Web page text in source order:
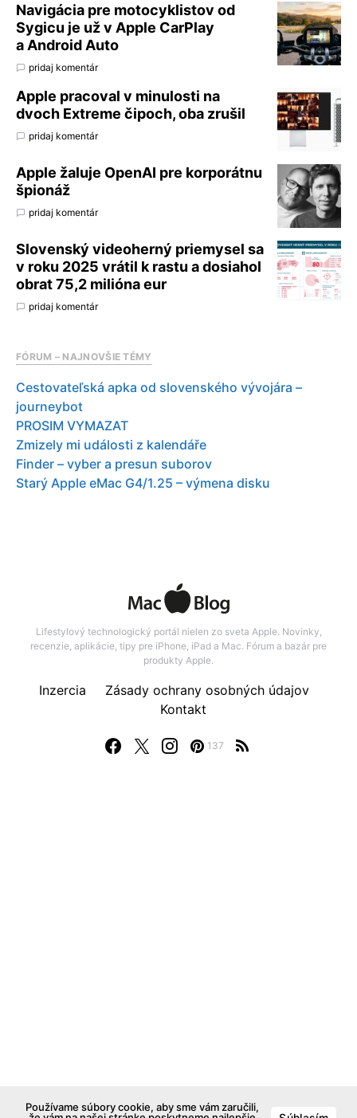
Navigácia pre motocyklistov od
Sygicu je už v Apple CarPlay
a Android Auto
pridaj komentár
Apple pracoval v minulosti na
dvoch Extreme čipoch, oba zrušil
pridaj komentár
Apple žaluje OpenAI pre korporátnu
špionáž
pridaj komentár
Slovenský videoherný priemysel sa
v roku 2025 vrátil k rastu a dosiahol
obrat 75,2 milióna eur
pridaj komentár
FÓRUM – NAJNOVŠIE TÉMY
Cestovateľská apka od slovenského vývojára –
journeybot
PROSIM VYMAZAT
Zmizely mi události z kalendáře
Finder – vyber a presun suborov
Starý Apple eMac G4/1.25 – výmena disku
Lifestylový technologický portál nielen zo sveta Apple. Novinky,
recenzie, aplikácie, tipy pre iPhone, iPad a Mac. Fórum a bazár pre
produkty Apple.
137
Inzercia
Zásady ochrany osobných údajov
Kontakt
Používame súbory cookie, aby sme vám zaručili,